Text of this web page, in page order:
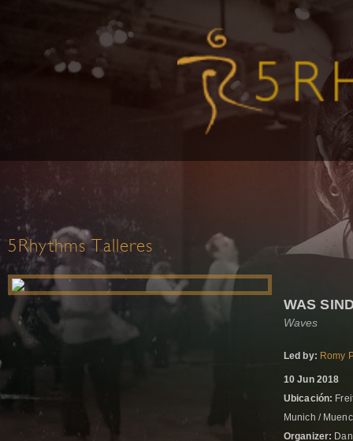
5Rhythms Talleres
WAS
Waves
Led by: Romy
10 Jun 2018
Ubicación:
Munich /
Organizer: